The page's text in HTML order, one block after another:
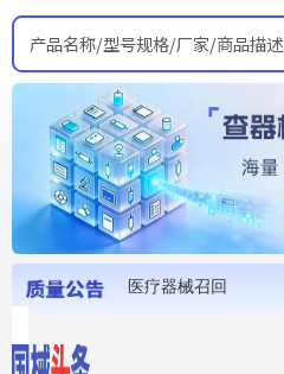
产品名称/型号规格/厂家/商品描述
医疗器械召回